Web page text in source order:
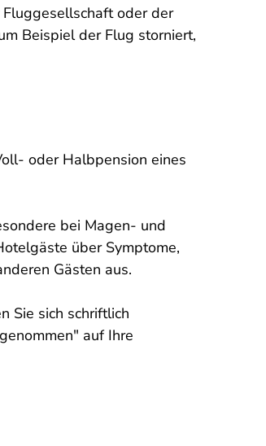
oder der
Beispiel der Flug storniert,
oder Halbpension eines
bei Magen- und
über Symptome,
Gästen aus.
Sie sich schriftlich
auf Ihre